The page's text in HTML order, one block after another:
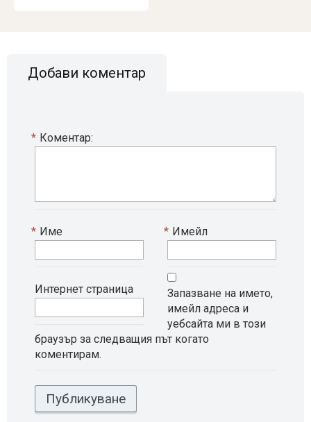
Добави коментар
Коментар:
*
Име
* Имейл
*
Интернет страница
Запазване на името,
имейл адреса и
уебсайта ми в този
браузър за следващия път когато
коментирам.